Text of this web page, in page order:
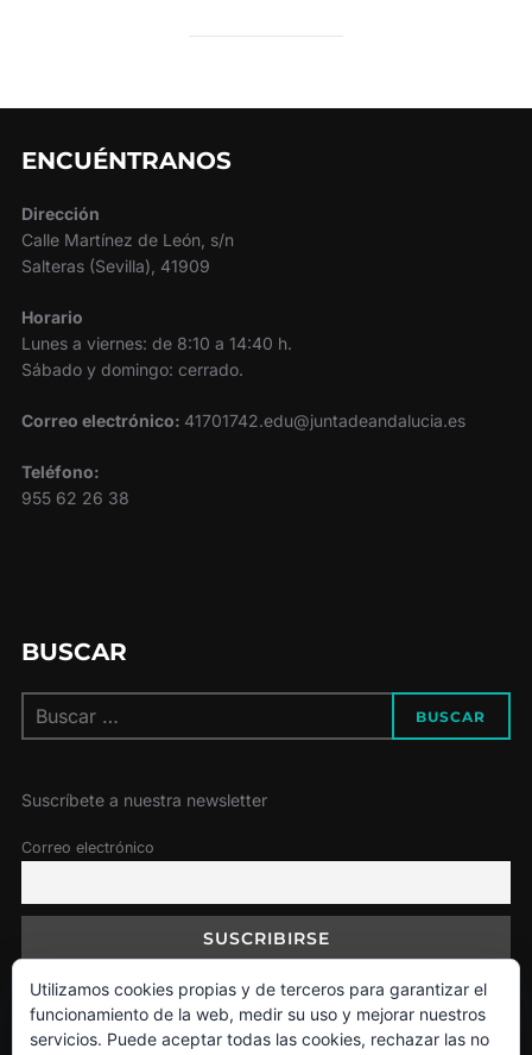
ENCUÉNTRANOS
Dirección
Calle Martínez de León, s/n
Salteras (Sevilla), 41909
Horario
Lunes a viernes: de 8:10 a 14:40 h.
Sábado y domingo: cerrado.
Correo electrónico: 41701742.edu@juntadeandalucia.es
Teléfono:
955 62 26 38
BUSCAR
Buscar:
BUSCAR
Suscríbete a nuestra newsletter
Correo electrónico
Política de Cookies
Utilizamos cookies propias y de terceros para garantizar el
funcionamiento de la web, medir su uso y mejorar nuestros
servicios. Puede aceptar todas las cookies, rechazar las no